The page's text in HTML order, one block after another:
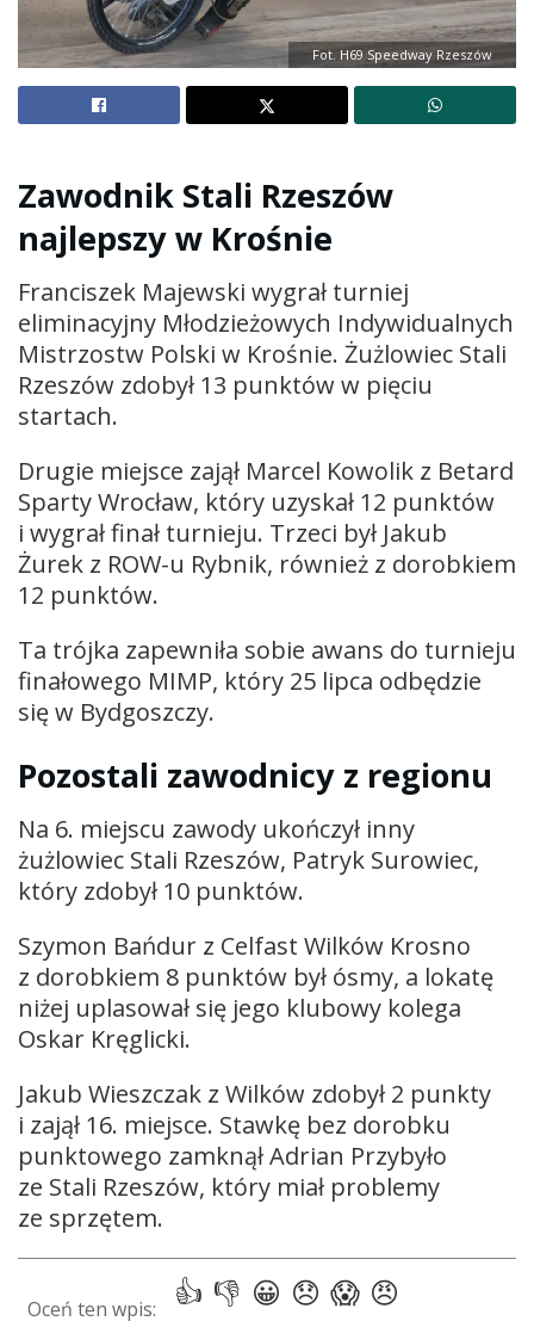
Fot. H69 Speedway Rzeszów
Zawodnik Stali Rzeszów
najlepszy w Krośnie
Franciszek Majewski wygrał turniej
eliminacyjny Młodzieżowych Indywidualnych
Mistrzostw Polski w Krośnie. Żużlowiec Stali
Rzeszów zdobył 13 punktów w pięciu
startach.
Drugie miejsce zajął Marcel Kowolik z Betard
Sparty Wrocław, który uzyskał 12 punktów
i wygrał finał turnieju. Trzeci był Jakub
Żurek z ROW-u Rybnik, również z dorobkiem
12 punktów.
Ta trójka zapewniła sobie awans do turnieju
finałowego MIMP, który 25 lipca odbędzie
się w Bydgoszczy.
Pozostali zawodnicy z regionu
Na 6. miejscu zawody ukończył inny
żużlowiec Stali Rzeszów, Patryk Surowiec,
który zdobył 10 punktów.
Szymon Bańdur z Celfast Wilków Krosno
z dorobkiem 8 punktów był ósmy, a lokatę
niżej uplasował się jego klubowy kolega
Oskar Kręglicki.
Jakub Wieszczak z Wilków zdobył 2 punkty
i zajął 16. miejsce. Stawkę bez dorobku
punktowego zamknął Adrian Przybyło
ze Stali Rzeszów, który miał problemy
ze sprzętem.